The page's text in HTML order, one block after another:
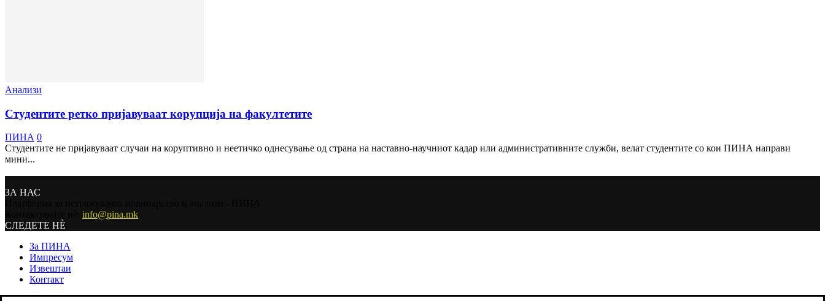
Анализи
Студентите ретко пријавуваат корупција на факултетите
ПИНА 0
Студентите не пријавуваат случаи на коруптивно и неетичко однесување од страна на наставно-научниот кадар или административните служби, велат студентите со кои ПИНА направи
мини...
ЗА НАС
info@pina.mk
СЛЕДЕТЕ НЀ
За ПИНА
Импресум
Извештаи
Контакт